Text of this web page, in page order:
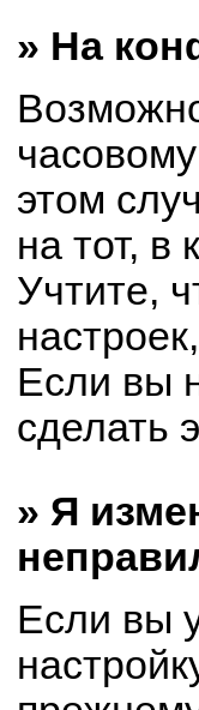
» На
этом
на тот, в
Учтите,
Если вы
сделать
» Я
Если вы